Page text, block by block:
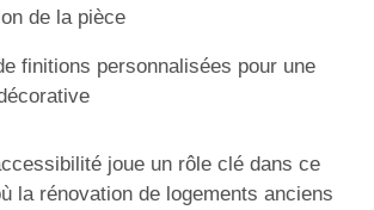
de la pièce
finitions personnalisées pour une
joue un rôle clé dans ce
la rénovation de logements anciens